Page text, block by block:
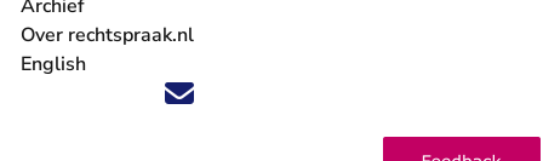
Volg ons op X (Twitter) - U verlaat Rechtspraak.nl
Volg ons op Facebook - U verlaat Rechtspraak.nl
Volg ons op Instagram - U verlaat Rechtspraak.nl
Volg ons op Youtube - U verlaat Rechtspraak.nl
Volg ons op LinkedIn - U verlaat
'Blijf op de hoogte' nieuwsbrief - U verlaat
Archief
Over rechtspraak.nl
English